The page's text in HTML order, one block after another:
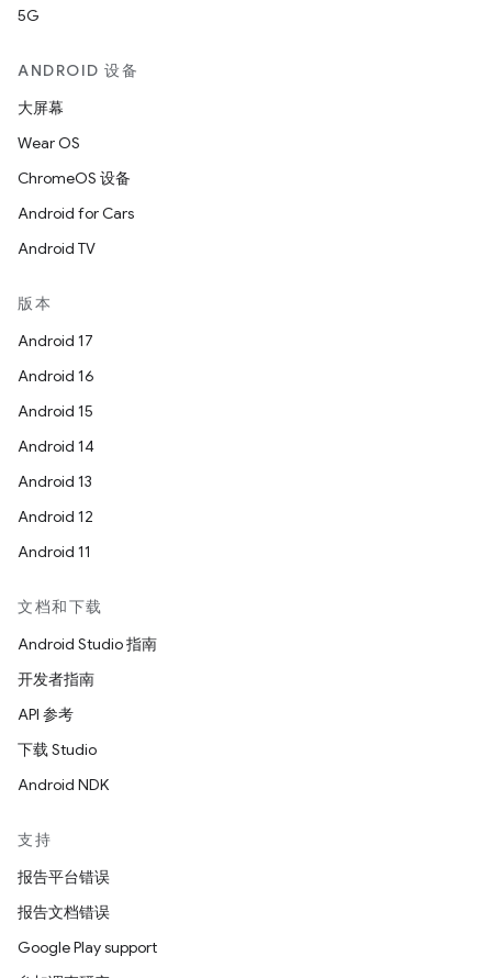
5G
ANDROID 设备
大屏幕
Wear OS
ChromeOS 设备
Android for Cars
Android TV
版本
Android 17
Android 16
Android 15
Android 14
Android 13
Android 12
Android 11
文档和下载
Android Studio 指南
开发者指南
API 参考
下载 Studio
Android NDK
支持
报告平台错误
报告文档错误
Google Play support